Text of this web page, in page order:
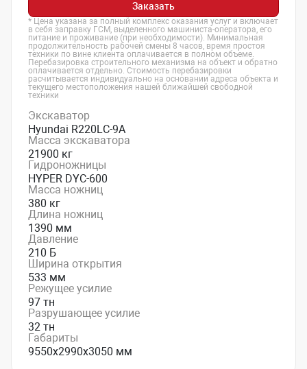
Заказать
* Цена указана за полный комплекс оказания услуг и включает
в себя заправку ГСМ, выделенного машиниста-оператора, его
питание и проживание (при необходимости). Минимальная
продолжительность рабочей смены 8 часов, время простоя
техники по вине клиента оплачивается в полном объеме.
Перебазировка строительного механизма на объект и обратно
оплачивается отдельно. Стоимость перебазировки
расчитывается индивидуально на основании адреса объекта и
текущего местоположения нашей ближайшей свободной
техники
Экскаватор
Hyundai R220LC-9A
Масса экскаватора
21900 кг
Гидроножницы
HYPER DYC-600
Масса ножниц
380 кг
Длина ножниц
1390 мм
Давление
210 Б
Ширина открытия
533 мм
Режущее усилие
97 тн
Разрушающее усилие
32 тн
Габариты
9550х2990х3050 мм